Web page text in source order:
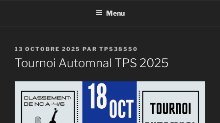
Menu
PUBLIÉ
LE
13 OCTOBRE 2025 PAR TPS38550
Tournoi Automnal TPS 2025